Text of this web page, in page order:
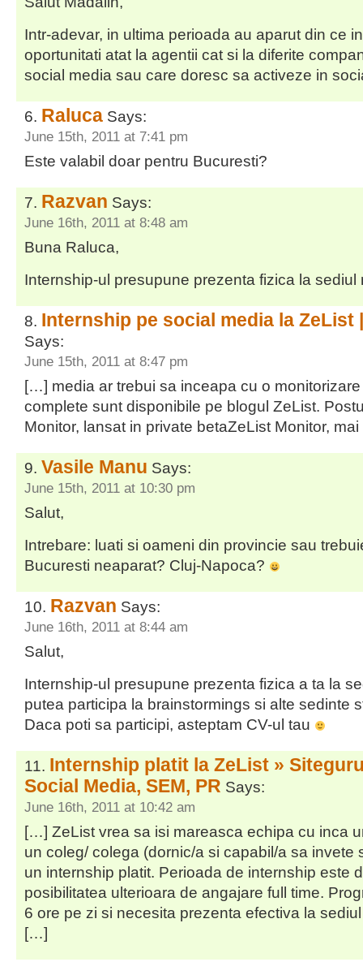
Intr-adevar, in ultima perioada au aparut din ce
oportunitati atat la agentii cat si la diferite
social media sau care doresc sa activeze in
Raluca Says:
June 15th, 2011 at 7:41 pm
Este valabil doar pentru Bucuresti?
Razvan Says:
June 16th, 2011 at 8:48 am
Buna Raluca,
Internship-ul presupune prezenta fizica la sediul
Internship pe social media la ZeList
Says:
June 15th, 2011 at 8:47 pm
[…] media ar trebui sa inceapa cu o
complete sunt disponibile pe blogul ZeList.
Monitor, lansat in private betaZeList Monitor,
Vasile Manu Says:
June 15th, 2011 at 10:30 pm
Salut,
Intrebare: luati si oameni din provincie sau
Bucuresti neaparat? Cluj-Napoca?
Razvan Says:
June 16th, 2011 at 8:44 am
Salut,
Internship-ul presupune prezenta fizica a ta la
putea participa la brainstormings si alte sedinte
Daca poti sa participi, asteptam CV-ul tau
Internship platit la ZeList »
Social Media, SEM, PR Says:
June 16th, 2011 at 10:42 am
[…] ZeList vrea sa isi mareasca echipa cu inca
un coleg/ colega (dornic/a si capabil/a sa invete
un internship platit. Perioada de internship este
posibilitatea ulterioara de angajare full time.
6 ore pe zi si necesita prezenta efectiva la
[…]